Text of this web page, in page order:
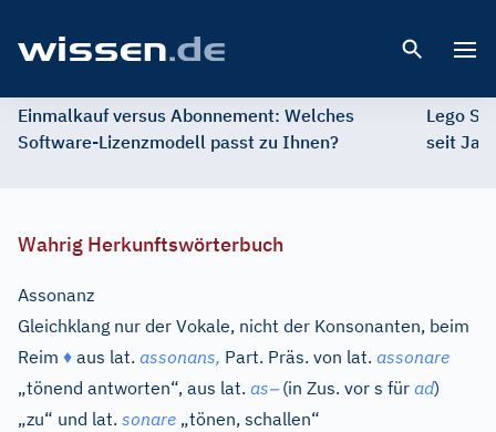
Einmalkauf versus Abonnement: Welches
Software-Lizenzmodell passt zu Ihnen?
Lego
seit
Wahrig Herkunftswörterbuch
Assonanz
Gleichklang nur der Vokale, nicht der Konsonanten, beim
Reim ♦ aus lat. assonans, Part. Präs. von lat. assonare
„tönend antworten“, aus lat. as–(in Zus. vor s für ad)
„zu“ und lat. sonare „tönen, schallen“